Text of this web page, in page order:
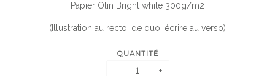
Papier Olin Bright white 300g/m2
(Illustration au recto, de quoi écrire au verso)
QUANTITÉ
− +